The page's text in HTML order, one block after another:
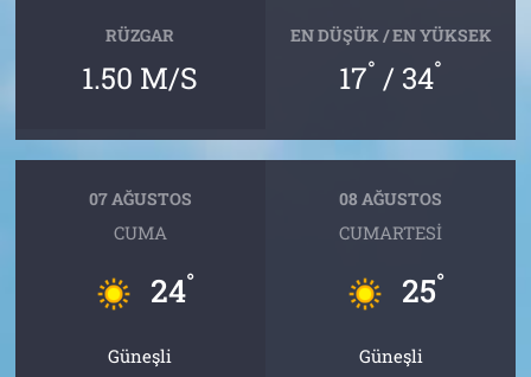
RÜZGAR
1.50 M/S
EN DÜŞÜK / EN YÜKSEK
17° / 34°
07 AĞUSTOS
CUMA
24°
Güneşli
08 AĞUSTOS
CUMARTESI
25°
Güneşli